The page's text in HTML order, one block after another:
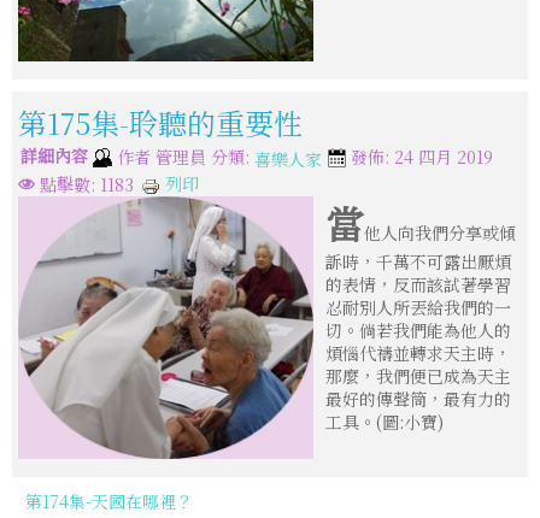
第175集-聆聽的重要性
詳細內容 作者 管理員 分類: 喜樂人家
發佈: 24 四月 2019
點擊數: 1183
列印
當他人向我們分享或傾
訴時，千萬不可露出厭煩
的表情，反而該試著學習
忍耐別人所丟給我們的一
切。倘若我們能為他人的
煩惱代禱並轉求天主時，
那麼，我們便已成為天主
最好的傳聲筒，最有力的
工具。(圖:小寶)
第174集-天國在哪裡？